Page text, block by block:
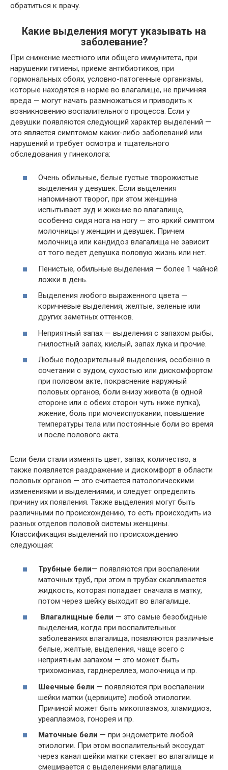
обратиться к врачу.
Какие выделения могут указывать на
заболевание?
При снижение местного или общего иммунитета, при
нарушении гигиены, приеме антибиотиков, при
гормональных сбоях, условно-патогенные организмы,
которые находятся в норме во влагалище, не причиняя
вреда — могут начать размножаться и приводить к
возникновению воспалительного процесса. Если у
девушки появляются следующий характер выделений —
это является симптомом каких-либо заболеваний или
нарушений и требует осмотра и тщательного
обследования у гинеколога:
Очень обильные, белые густые творожистые
выделения у девушек. Если выделения
напоминают творог, при этом женщина
испытывает зуд и жжение во влагалище,
особенно сидя нога на ногу — это яркий симптом
молочницы у женщин и девушек. Причем
молочница или кандидоз влагалища не зависит
от того ведет девушка половую жизнь или нет.
Пенистые, обильные выделения — более 1 чайной
ложки в день.
Выделения любого выраженного цвета —
коричневые выделения, желтые, зеленые или
других заметных оттенков.
Неприятный запах — выделения с запахом рыбы,
гнилостный запах, кислый, запах лука и прочие.
Любые подозрительный выделения, особенно в
сочетании с зудом, сухостью или дискомфортом
при половом акте, покраснение наружный
половых органов, боли внизу живота (в одной
стороне или с обеих сторон чуть ниже пупка),
жжение, боль при мочеиспускании, повышение
температуры тела или постоянные боли во время
и после полового акта.
Если бели стали изменять цвет, запах, количество, а
также появляется раздражение и дискомфорт в области
половых органов — это считается патологическими
изменениями и выделениями, и следует определить
причину их появления. Также выделения могут быть
различными по происхождению, то есть происходить из
разных отделов половой системы женщины.
Классификация выделений по происхождению
следующая:
Трубные бели— появляются при воспалении
маточных труб, при этом в трубах скапливается
жидкость, которая попадает сначала в матку,
потом через шейку выходит во влагалище.
Влагалищные бели — это самые безобидные
выделения, когда при воспалительных
заболеваниях влагалища, появляются различные
белые, желтые, выделения, чаще всего с
неприятным запахом — это может быть
трихомониаз, гарднереллез, молочница и пр.
Шеечные бели — появляются при воспалении
шейки матки (цервиците) любой этиологии.
Причиной может быть микоплазмоз, хламидиоз,
уреаплазмоз, гонорея и пр.
Маточные бели — при эндометрите любой
этиологии. При этом воспалительный экссудат
через канал шейки матки стекает во влагалище и
смешивается с выделениями влагалища.